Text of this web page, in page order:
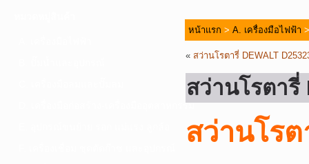
D. เครื่องมือก่อสร้าง-เครื่องมืออุตสาหกรรม
หน้าแรก > A. เครื่องมือไฟฟ้า
« สว่านโรตารี่ DEWALT
สว่านโรตารี่
สว่านโรต